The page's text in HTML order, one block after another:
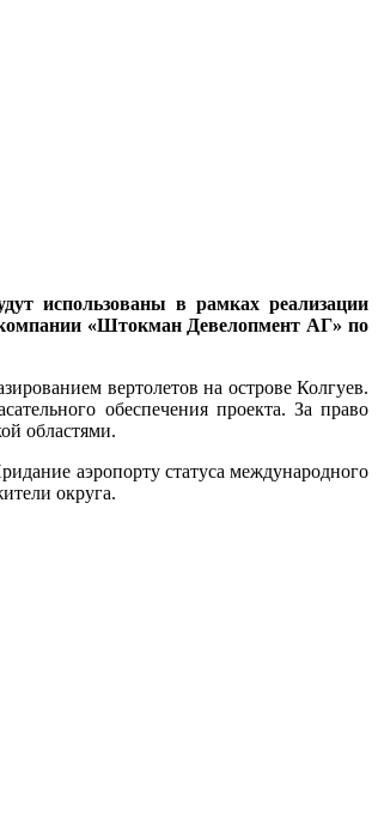
использованы в рамках реализации
компании «Штокман Девелопмент АГ» по
вертолетов на острове Колгуев.
обеспечения проекта. За право
областями.
аэропорту статуса международного
округа.